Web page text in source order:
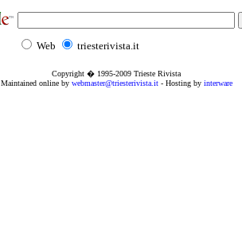
Web triesterivista.it
Copyright � 1995-2009 Trieste Rivista
Maintained online by webmaster@triesterivista.it- Hosting by interware